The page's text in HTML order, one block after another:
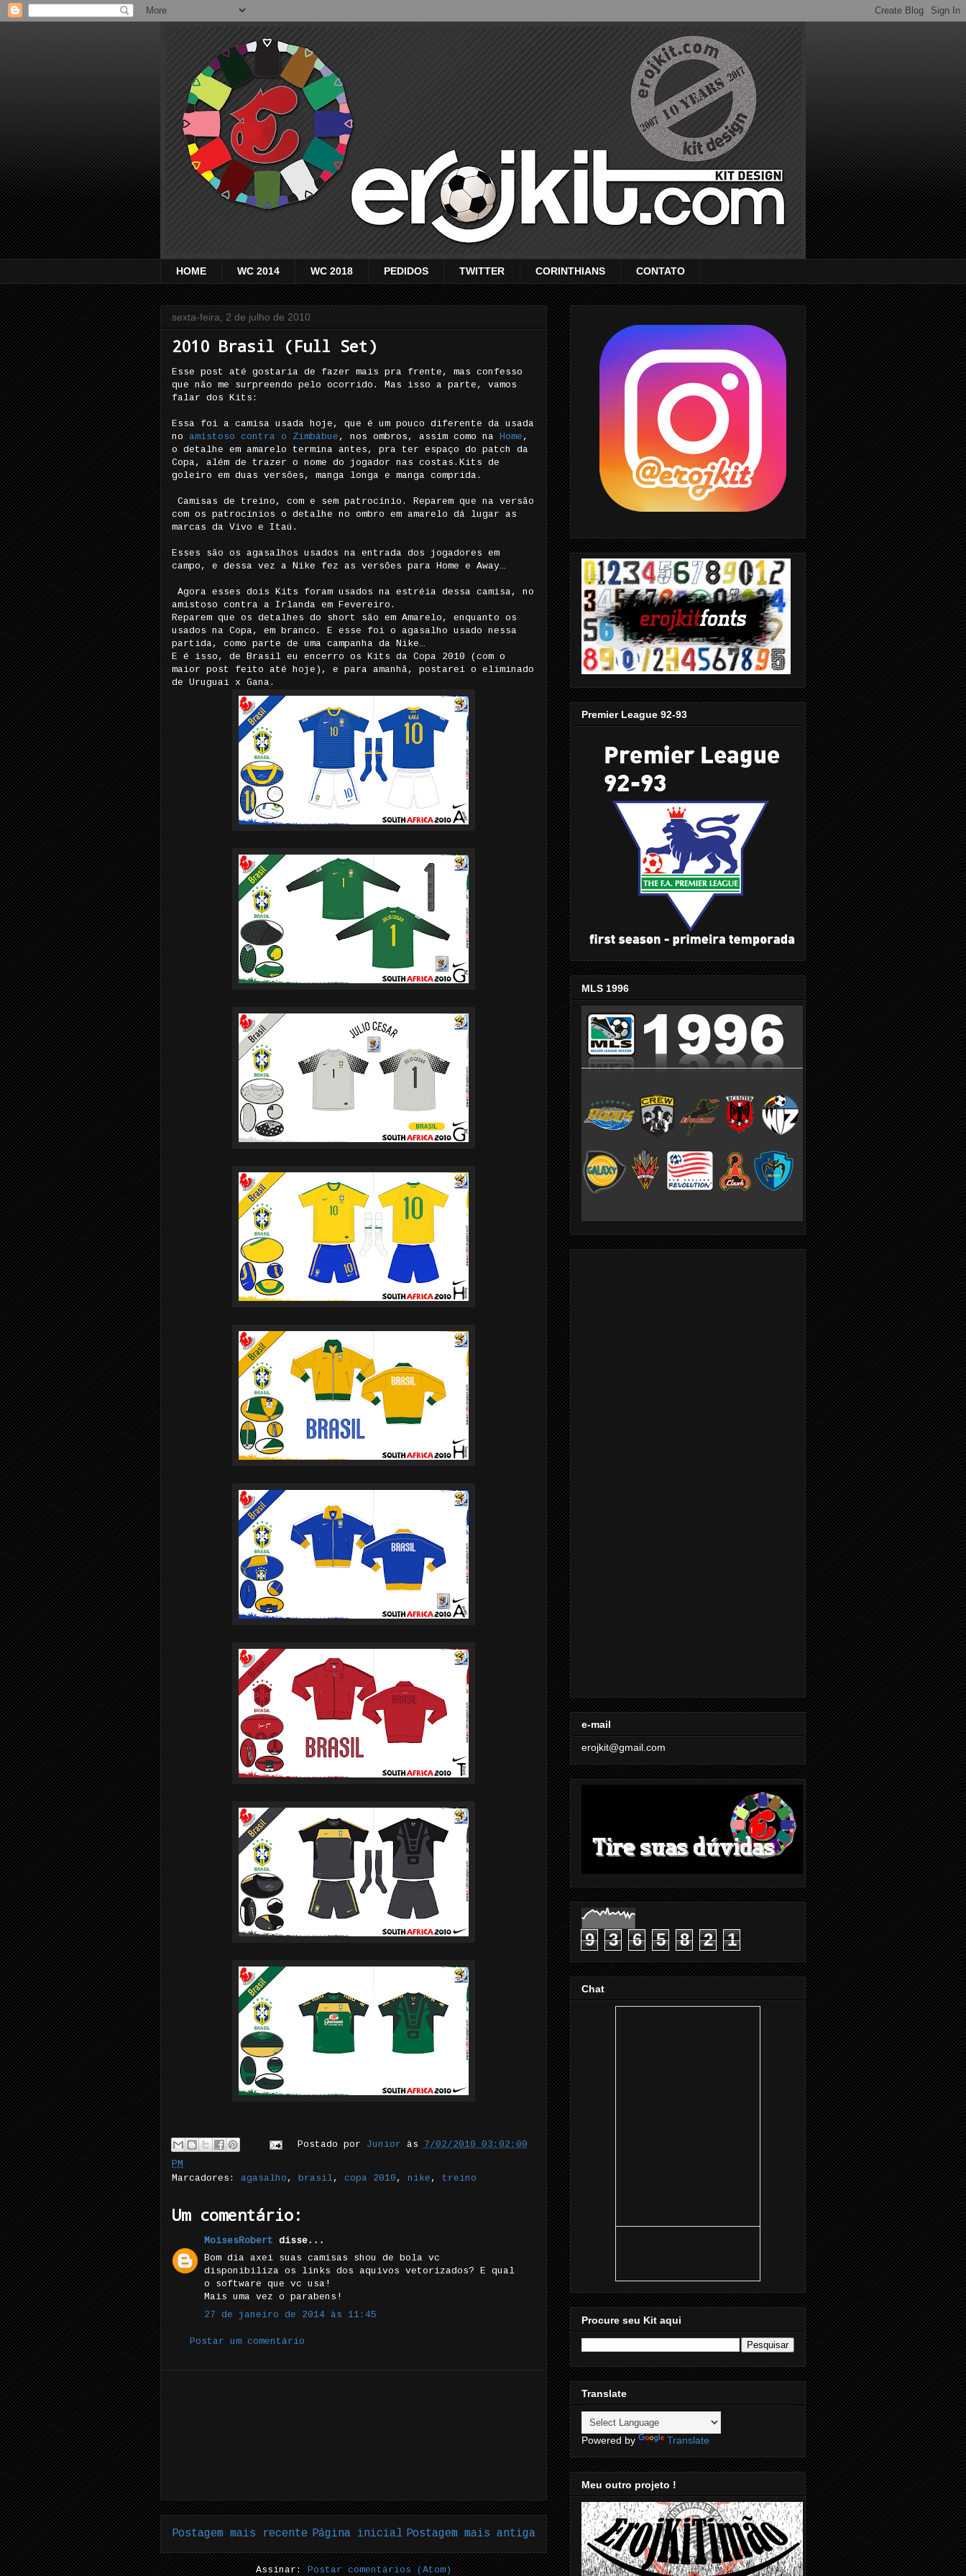
HOME WC 2014 WC 2018 PEDIDOS TWITTER CORINTHIANS CONTATO
sexta-feira, 2 de julho de 2010
2010 Brasil (Full Set)
Esse post até gostaria de fazer mais pra frente, mas confesso
que não me surpreendo pelo ocorrido. Mas isso a parte, vamos
falar dos Kits:
Essa foi a camisa usada hoje, que é um pouco diferente da usada
no amistoso contra o Zimbábue , nos ombros, assim como na Home ,
o detalhe em amarelo termina antes, pra ter espaço do patch da
Copa, além de trazer o nome do jogador nas costas.Kits de
goleiro em duas versões, manga longa e manga comprida.
Camisas de treino, com e sem patrocínio. Reparem que na versão
com os patrocínios o detalhe no ombro em amarelo dá lugar as
marcas da Vivo e Itaú.
Esses são os agasalhos usados na entrada dos jogadores em
campo, e dessa vez a Nike fez as versões para Home e Away…
Agora esses dois Kits foram usados na estréia dessa camisa, no
amistoso contra a Irlanda em Fevereiro.
Reparem que os detalhes do short são em Amarelo, enquanto os
usados na Copa, em branco. E esse foi o agasalho usado nessa
partida, como parte de uma campanha da Nike…
E é isso, de Brasil eu encerro os Kits da Copa 2010 (com o
maior post feito até hoje), e para amanhã, postarei o eliminado
de Uruguai x Gana.
Postado por Junior às 7/02/2010 03:02:00
PM
Marcadores: agasalho , brasil, copa 2010 , nike , treino
Um comentário:
MoisesRobert disse...
Bom dia axei suas camisas shou de bola vc
disponibiliza os links dos aquivos vetorizados? E qual
o software que vc usa!
Mais uma vez o parabens!
27 de janeiro de 2014 às 11:45
Postar um comentário
Postagem mais recente Postagem mais antiga
Página inicial
Assinar:Postar comentários (Atom)
Premier League 92-93
MLS 1996
e-mail
erojkit@gmail.com
9 3 6 5 8 2 1
Chat
Procure seu Kit aqui
Translate
Powered by Translate
Meu outro projeto !